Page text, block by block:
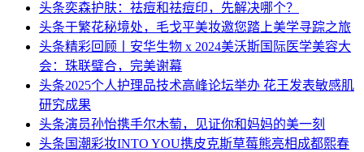
头条奕森护肤：祛痘和祛痘印，先解决哪个？
头条于繁花秘境处，毛戈平美妆邀您踏上美学寻踪之旅
头条精彩回顾丨安华生物 x 2024美沃斯国际医学美容大
会：珠联璧合，完美谢幕
头条2025个人护理品技术高峰论坛举办 花王发表敏感肌
研究成果
头条演员孙怡携手尔木萄，见证你和妈妈的美一刻
头条 国潮彩妆INTO YOU携皮克斯草莓熊亮相成都熙春